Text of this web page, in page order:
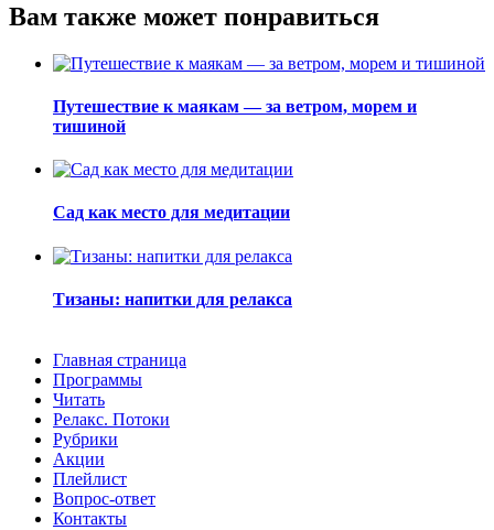
Вам также может понравиться
Путешествие к маякам — за ветром, морем и
тишиной
Сад как место для медитации
Тизаны: напитки для релакса
Главная страница
Программы
Читать
Релакс. Потоки
Рубрики
Акции
Плейлист
Вопрос-ответ
Контакты